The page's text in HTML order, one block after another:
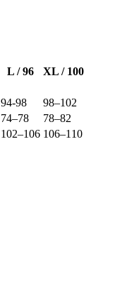
L / 96
XL / 100
94-98
98–102
74–78
78–82
102–106 106–110